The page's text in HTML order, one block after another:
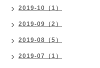
2019-10（1）
2019-09（2）
2019-08（5）
2019-07（1）